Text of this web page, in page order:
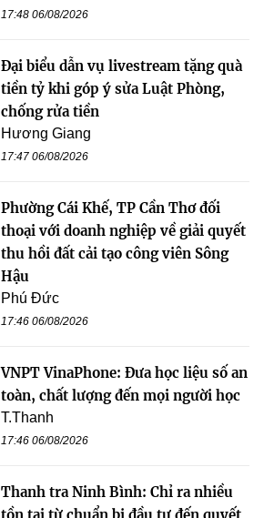
17:48 06/08/2026
Đại biểu dẫn vụ livestream tặng quà
tiền tỷ khi góp ý sửa Luật Phòng,
chống rửa tiền
Hương Giang
17:47 06/08/2026
Phường Cái Khế, TP Cần Thơ đối
thoại với doanh nghiệp về giải quyết
thu hồi đất cải tạo công viên Sông
Hậu
Phú Đức
17:46 06/08/2026
VNPT VinaPhone: Đưa học liệu số an
toàn, chất lượng đến mọi người học
T.Thanh
17:46 06/08/2026
Thanh tra Ninh Bình: Chỉ ra nhiều
tồn tại từ chuẩn bị đầu tư đến quyết